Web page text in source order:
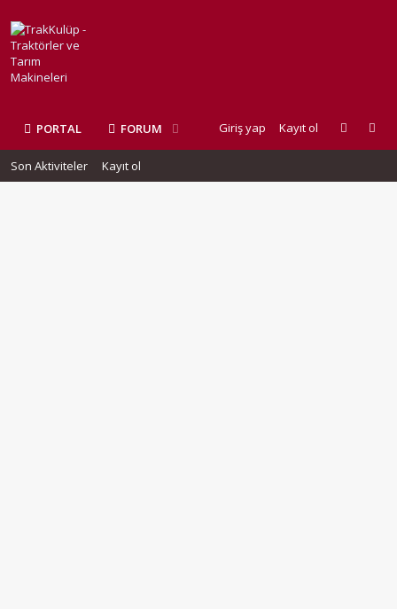
PORTAL FORUM Giriş yap Kayıt ol
Son Aktiviteler Kayıt ol